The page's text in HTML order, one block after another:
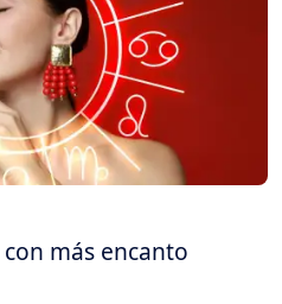
más encanto